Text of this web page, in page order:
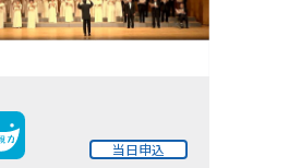
当日申込